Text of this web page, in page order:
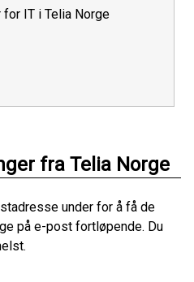
IT i Telia Norge
fra Telia Norge
under for å få de
på e-post fortløpende. Du